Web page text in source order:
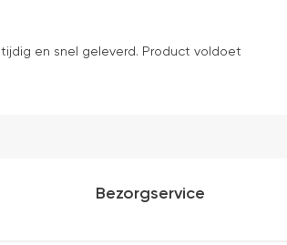
en snel geleverd. Product voldoet
Bezorgservice